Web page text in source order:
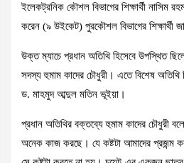
ইলেকট্রনিক কৌশল বিভাগের শিক্ষার্থী নাসিম
করেন (৯ উইকেট) পুরকৌশল বিভাগের শিক্ষার্থী
উক্ত ম্যাচে প্রধান অতিথি হিসেবে উপস্থিত
সদস্য হুমাম কাদের চৌধুরী। এতে বিশেষ অতিথি
ড. মাহমুদ আব্দুল মতিন ভূইয়া।
প্রধান অতিথির বক্তব্যে হুমাম কাদের চৌধুরী
অনেক কাজ করছে। যে কষ্টটা আমাদের প্রজন্ম